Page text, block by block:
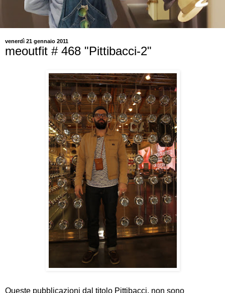
venerdì 21 gennaio 2011
meoutfit # 468 "Pittibacci-2"
Queste pubblicazioni dal titolo Pittibacci, non sono